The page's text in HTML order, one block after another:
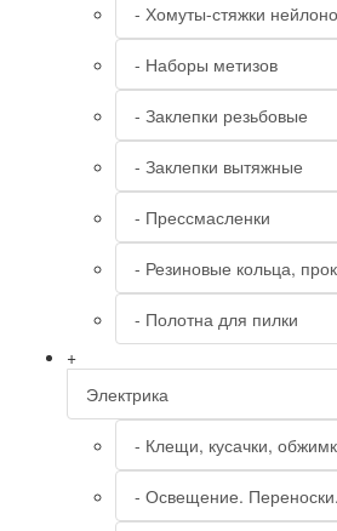
- Хомуты-стяжки
- Наборы метизов
- Заклепки резьбовые
- Заклепки вытяжные
- Прессмасленки
- Резиновые кольца,
- Полотна для пилки
+
Электрика
- Клещи, кусачки,
- Освещение.